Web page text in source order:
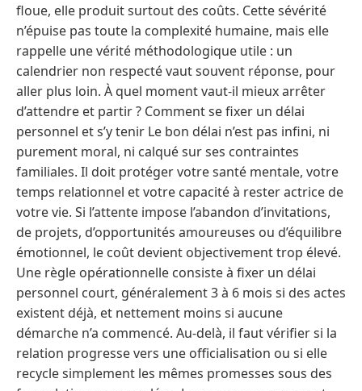
floue, elle produit surtout des coûts. Cette sévérité
n’épuise pas toute la complexité humaine, mais elle
rappelle une vérité méthodologique utile : un
calendrier non respecté vaut souvent réponse, pour
aller plus loin. À quel moment vaut-il mieux arrêter
d’attendre et partir ? Comment se fixer un délai
personnel et s’y tenir Le bon délai n’est pas infini, ni
purement moral, ni calqué sur ses contraintes
familiales. Il doit protéger votre santé mentale, votre
temps relationnel et votre capacité à rester actrice de
votre vie. Si l’attente impose l’abandon d’invitations,
de projets, d’opportunités amoureuses ou d’équilibre
émotionnel, le coût devient objectivement trop élevé.
Une règle opérationnelle consiste à fixer un délai
personnel court, généralement 3 à 6 mois si des actes
existent déjà, et nettement moins si aucune
démarche n’a commencé. Au-delà, il faut vérifier si la
relation progresse vers une officialisation ou si elle
recycle simplement les mêmes promesses sous des